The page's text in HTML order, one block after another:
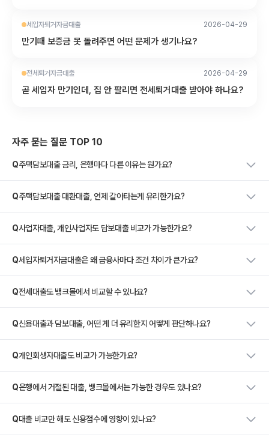
세입자퇴거자금대출 2026-04-29
만기때 보증금 못 돌려주면 어떤 문제가 생기나요?
전세퇴거자금대출 2026-04-29
곧 세입자 만기인데, 집 안 팔리면 전세퇴거대출 받아야 하나요?
자주 묻는 질문 TOP 10
Q주택담보대출 금리, 은행마다 다른 이유는 뭔가요?
Q주택담보대출 대환대출, 언제 갈아타는게 유리한가요?
Q사업자대출, 개인사업자도 담보대출 비교가 가능한가요?
Q세입자퇴거자금대출은 왜 금융사마다 조건 차이가 큰가요?
Q전세대출도 뱅크몰에서 비교할 수 있나요?
Q신용대출과 담보대출, 어떤 게 더 유리한지 어떻게 판단하나요?
Q개인회생자대출도 비교가 가능한가요?
Q은행에서 거절된 대출, 뱅크몰에서는 가능한 경우도 있나요?
Q대출 비교만 해도 신용점수에 영향이 있나요?